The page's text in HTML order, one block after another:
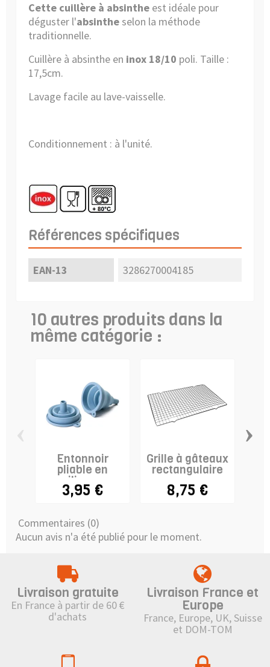
Cette cuillère à absinthe est idéale pour
déguster l'absintheselon la méthode
traditionnelle.
Cuillère à absinthe en inox 18/10 poli. Taille :
17,5cm.
Lavage facile au lave-vaisselle.
Conditionnement : à l'unité.
Références spécifiques
EAN-13 3286270004185
10 autres produits dans la
même catégorie :
Entonnoir
pliable en
silicone
3,95 €
Grille à gâteaux
rectangulaire
8,75 €
›
Commentaires (0)
Aucun avis n'a été publié pour le moment.
Livraison gratuite
En France à partir de 60 €
d'achats
Livraison France et
Europe
France, Europe, UK, Suisse
et DOM-TOM